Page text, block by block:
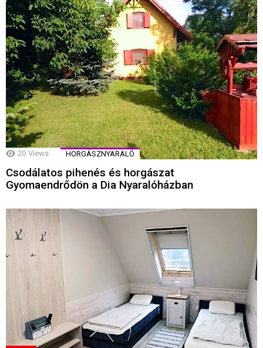
20 Views HORGÁSZNYARALÓ
Csodálatos pihenés és horgászat
Gyomaendrődön a Dia Nyaralóházban